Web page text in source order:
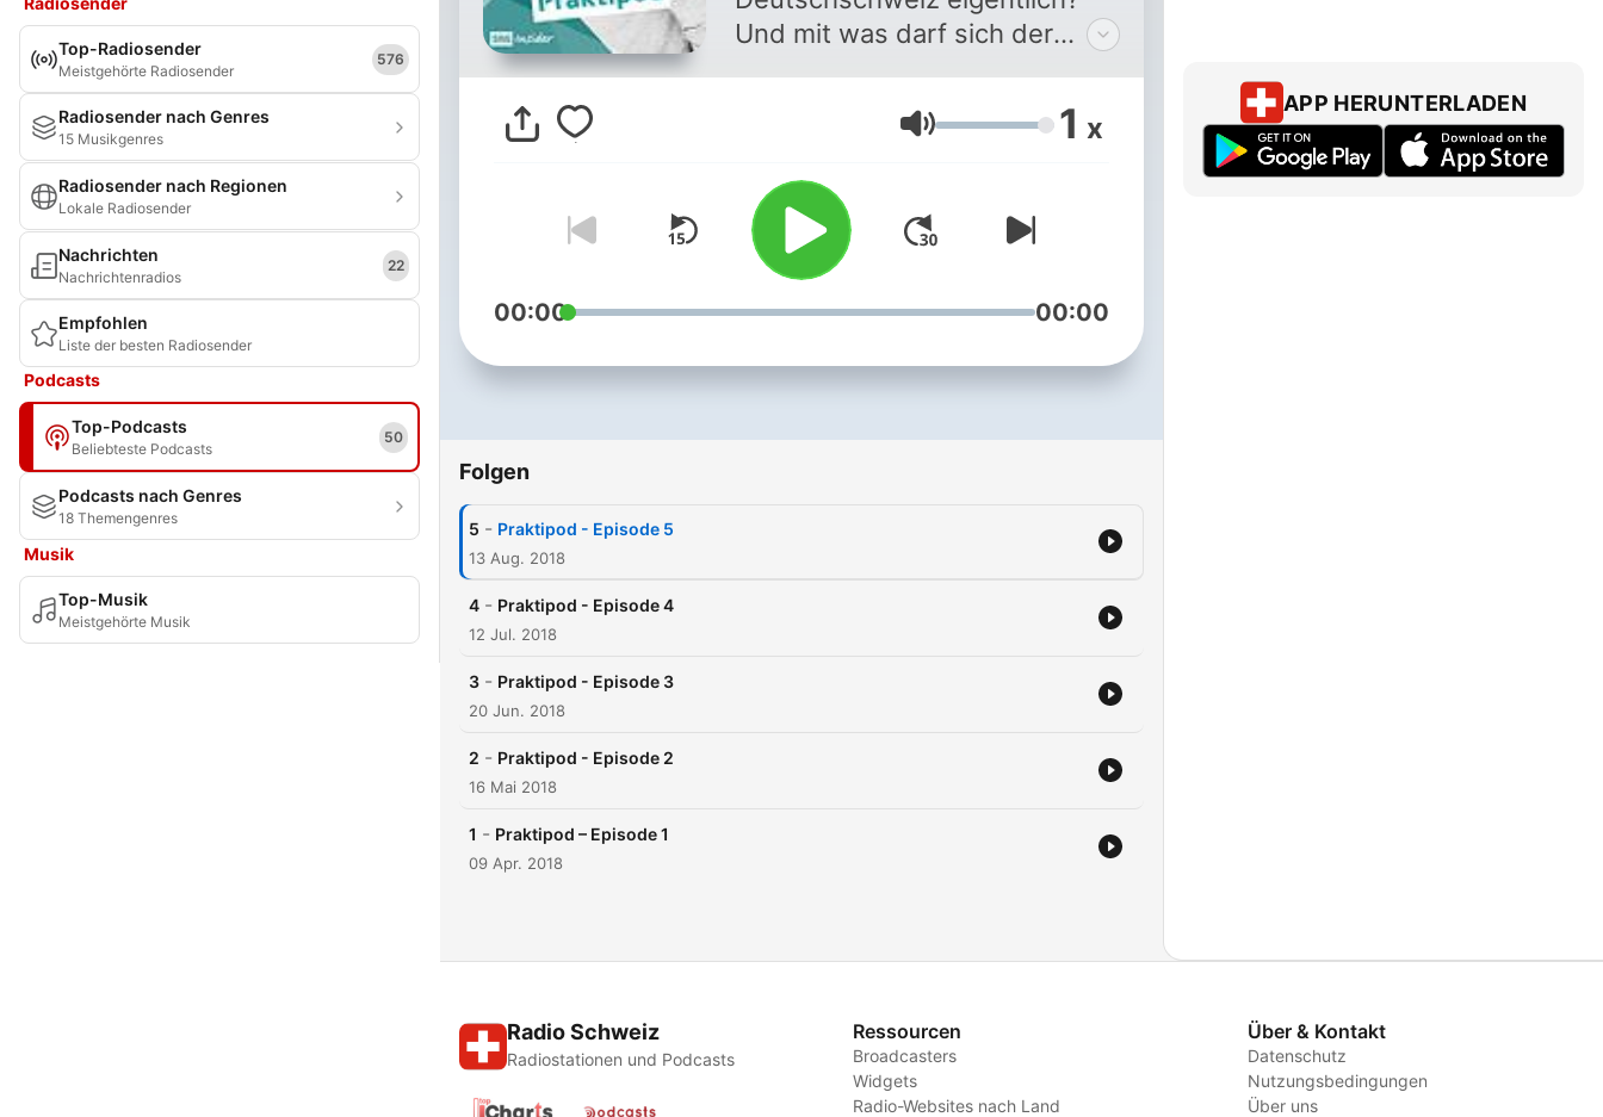
Top-Radiosender
Meistgehörte Radiosender
576
Radiosender nach Genres
15 Musikgenres
Radiosender nach Regionen
Lokale Radiosender
Nachrichten
Nachrichtenradios
22
Empfohlen
Liste der besten Radiosender
Podcasts
Top-Podcasts
Beliebteste Podcasts
50
Podcasts nach Genres
18 Themengenres
Musik
Top-Musik
Meistgehörte Musik
Und mit was darf sich der
liebe lange Zeit rumschlagen?
Einmal monatlich gibt’s in
Praktikantenleben sowie die
neusten Insider-Infos direkt ab
Presse. Plus lernst du endlich
seine Gspänli auf der
kennen. Endlich. Wir hören
Lautstärke 1 x
00:00 00:00
Folgen
5 - Praktipod - Episode 5
13 Aug. 2018
4 - Praktipod - Episode 4
12 Jul. 2018
3 - Praktipod - Episode 3
20 Jun. 2018
2 - Praktipod - Episode 2
16 Mai 2018
1 - Praktipod – Episode 1
09 Apr. 2018
APP HERUNTERLADEN
Radio Schweiz
Radiostationen und Podcasts
Ressourcen
Broadcasters
Widgets
Radio-Websites nach Land
Über & Kontakt
Datenschutz
Nutzungsbedingungen
Über uns